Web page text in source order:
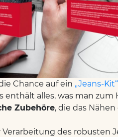
Chance auf ein „Jeans-Kit“
enthält alles, was man
Zubehöre, die das
Verarbeitung des robusten